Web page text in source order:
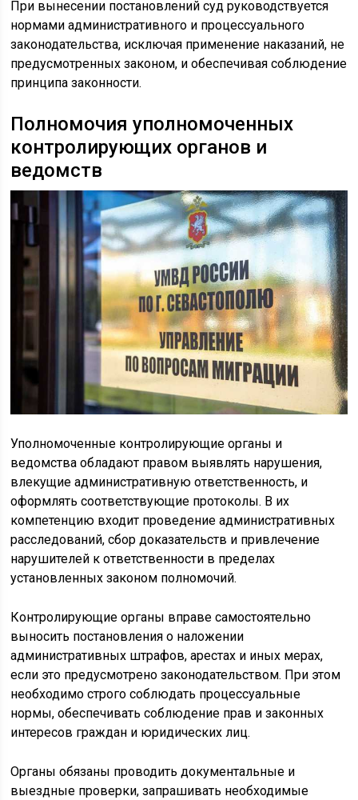
При вынесении постановлений суд руководствуется
нормами административного и процессуального
законодательства, исключая применение наказаний, не
предусмотренных законом, и обеспечивая соблюдение
принципа законности.
Полномочия уполномоченных
контролирующих органов и
ведомств
Уполномоченные контролирующие органы и
ведомства обладают правом выявлять нарушения,
влекущие административную ответственность, и
оформлять соответствующие протоколы. В их
компетенцию входит проведение административных
расследований, сбор доказательств и привлечение
нарушителей к ответственности в пределах
установленных законом полномочий.
Контролирующие органы вправе самостоятельно
выносить постановления о наложении
административных штрафов, арестах и иных мерах,
если это предусмотрено законодательством. При этом
необходимо строго соблюдать процессуальные
нормы, обеспечивать соблюдение прав и законных
интересов граждан и юридических лиц.
Органы обязаны проводить документальные и
выездные проверки, запрашивать необходимые